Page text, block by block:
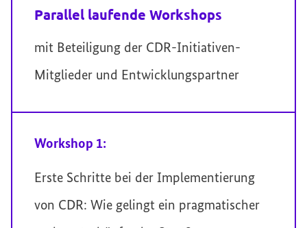
Parallel laufende Workshops
mit Beteiligung der CDR-Initiativen-
Mitglieder und Entwicklungspartner
Workshop 1:
Erste Schritte bei der Implementierung
von CDR: Wie gelingt ein pragmatischer